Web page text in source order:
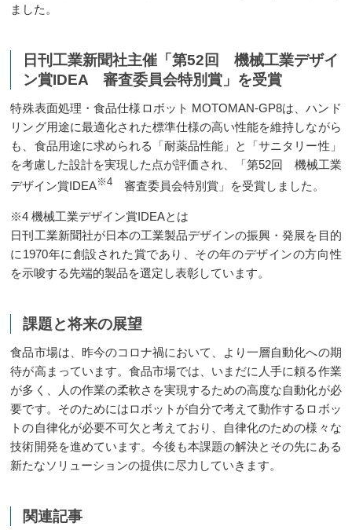
ました。
日刊工業新聞社主催「第52回 機械工業デザイ
ン賞IDEA 審査委員会特別賞」を受賞
特殊表面処理・食品仕様ロボット MOTOMAN-GP8は、ハンド
リング用途に最適化された標準仕様の高い性能を維持しながら
も、食品用途に求められる「耐薬品性能」と「サニタリー性」
を考慮した設計を実現した点が評価され、「第52回 機械工業
デザイン賞IDEA※4 審査委員会特別賞」を受賞しました。
※4 機械工業デザイン賞IDEAとは
日刊工業新聞社が日本の工業製品デザインの振興・発展を目的
に1970年に創設された賞であり、その年のデザインの方向性
を示唆する先端的製品を選定し表彰しています。
課題と将来の展望
食品市場は、昨今のコロナ禍において、より一層自動化への期
待が高まっています。食品市場では、いまだに人手に頼る作業
が多く、人の作業の柔軟さを実現するための高度な自動化が必
要です。そのためにはロボットが自分で考えて動作するロボッ
トの自律化が必要不可欠と考えており、自律化のための様々な
技術開発を進めています。今後も本課題の解決とその先にある
新たなソリューションの提供に尽力していきます。
関連記事